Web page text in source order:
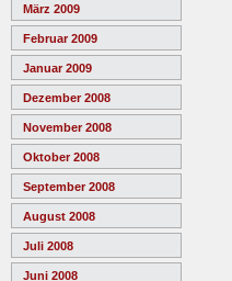
März 2009
Februar 2009
Januar 2009
Dezember 2008
November 2008
Oktober 2008
September 2008
August 2008
Juli 2008
Juni 2008